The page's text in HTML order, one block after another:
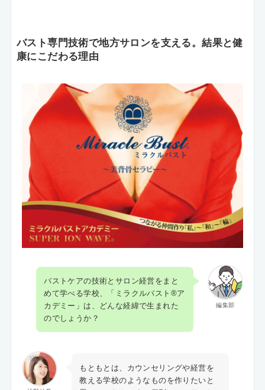
バスト専門技術で地方サロンを支える。結果と健
康にこだわる理由
編集部
バストケアの技術とサロン経営をまと
めて学べる学校、「ミラクルバスト®ア
カデミー」は、どんな経緯で生まれた
のでしょうか？
もともとは、カウンセリングや経営を
教える学校のようなものを作りたいと